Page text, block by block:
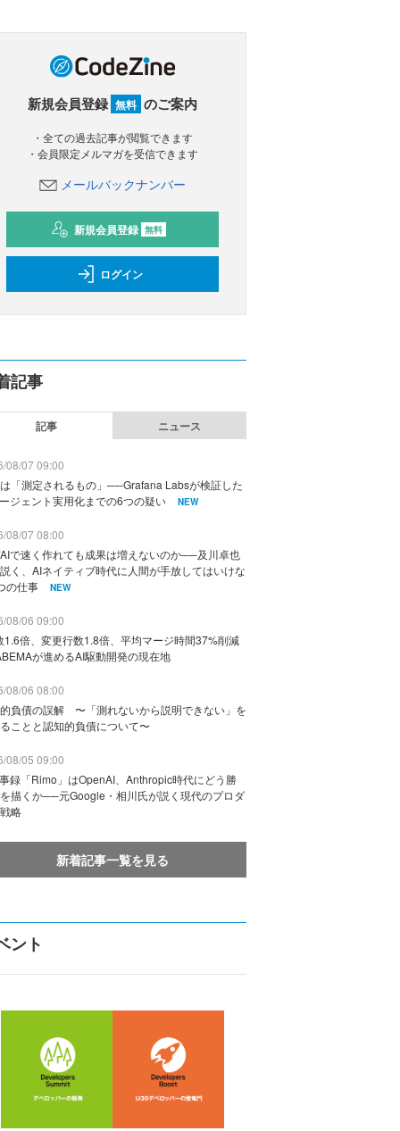
新規会員登録 無料 のご案内
・全ての過去記事が閲覧できます
・会員限定メルマガを受信できます
メールバックナンバー
新規会員登録 無料
ログイン
記事
記事 ニュース
08/07 09:00
「測定されるもの」──Grafana Labsが検証した
ジェント実用化までの6つの疑い
NEW
08/07 08:00
で速く作れても成果は増えないのか──及川卓也
く、AIネイティブ時代に人間が手放してはいけな
の仕事
NEW
08/06 09:00
1.6倍、変更行数1.8倍、平均マージ時間37%削減
が進めるAI駆動開発の現在地
08/06 08:00
負債の誤解 〜「測れないから説明できない」を
ことと認知的負債について〜
08/05 09:00
録「Rimo」はOpenAI、Anthropic時代にどう勝
描くか──元Google・相川氏が説く現代のプロダ
略
新着記事一覧を見る
ント